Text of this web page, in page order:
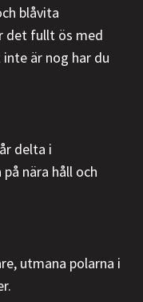
blåvita
det fullt ös med
är nog har du
delta i
nära håll och
utmana polarna i